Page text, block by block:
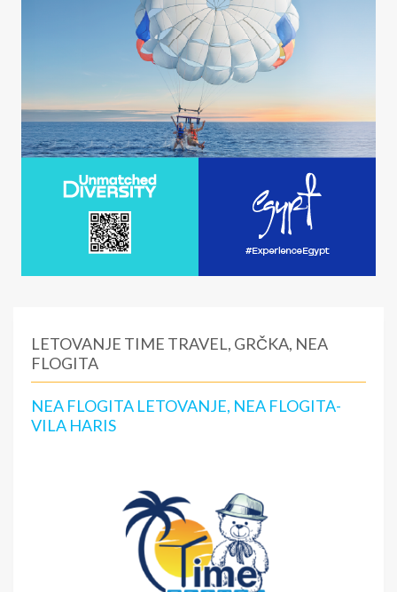
LETOVANJE TIME TRAVEL, GRČKA, NEA
FLOGITA
NEA FLOGITA LETOVANJE, NEA FLOGITA-
VILA HARIS